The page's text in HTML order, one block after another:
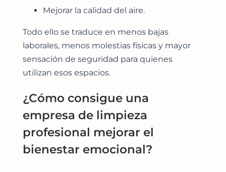
Mejorar la calidad del aire.
Todo ello se traduce en menos bajas
laborales, menos molestias físicas y mayor
sensación de seguridad para quienes
utilizan esos espacios.
¿Cómo consigue una
empresa de limpieza
profesional mejorar el
bienestar emocional?